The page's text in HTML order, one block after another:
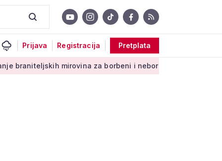
Prijava Registracija Pretplata
mirovina za borbeni i neborbeni sektor od početka 2027.